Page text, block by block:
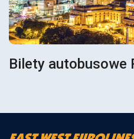
Bilety autobusowe